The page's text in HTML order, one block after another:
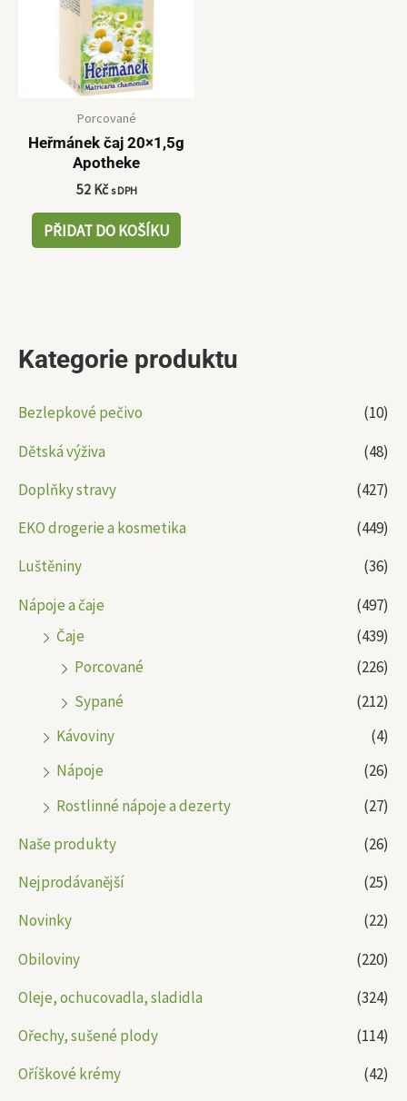
Kategorie produktu
Bezlepkové pečivo
(10)
Dětská výživa
(48)
Doplňky stravy
(427)
EKO drogerie a kosmetika
(449)
Luštěniny
(36)
Nápoje a čaje
(497)
Čaje
(439)
Porcované
(226)
Sypané
(212)
Kávoviny
(4)
Nápoje
(26)
Rostlinné nápoje a dezerty
(27)
Naše produkty
(26)
Nejprodávanější
(25)
Novinky
(22)
Obiloviny
(220)
Oleje, ochucovadla, sladidla
(324)
Ořechy, sušené plody
(114)
Oříškové krémy
(42)
Porcované
Heřmánek čaj 20×1,5g
Apotheke
52 Kč s DPH
PŘIDAT DO KOŠÍKU